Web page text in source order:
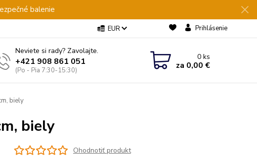
balenie
EUR Prihlásenie
Neviete si rady? Zavolajte.
+421 908 861 051
(Po - Pia 7:30-15:30)
0ks
za 0,00 €
biely
biely
Ohodnotiť produkt